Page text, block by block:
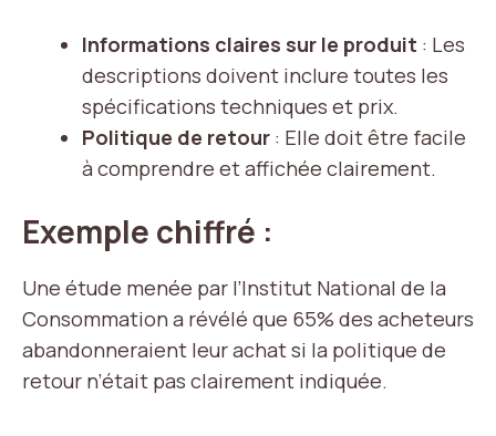
Informations claires sur le produit : Les
descriptions doivent inclure toutes les
spécifications techniques et prix.
Politique de retour : Elle doit être facile
à comprendre et affichée clairement.
Exemple chiffré :
Une étude menée par l’Institut National de la
Consommation a révélé que 65% des acheteurs
abandonneraient leur achat si la politique de
retour n’était pas clairement indiquée.